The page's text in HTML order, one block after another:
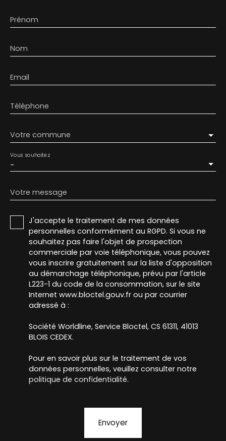
Prénom
Nom
Email
Téléphone
Votre commune
-
Vous souhaitez
Votre message
J'accepte le traitement de mes données
personnelles conformément au RGPD. Si vous ne
souhaitez pas faire l'objet de prospection
commerciale par voie téléphonique, vous pouvez
vous inscrire gratuitement sur la liste d'opposition
au démarchage téléphonique, prévu par l'article
L223-1 du code de la consommation, sur le site
Internet www.bloctel.gouv.fr ou par courrier
adressé à :
Société Worldline, Service Bloctel, CS 61311, 41013
BLOIS CEDEX.
Pour en savoir plus sur le traitement de vos
données personnelles, veuillez consulter notre
politique de confidentialité.
Envoyer